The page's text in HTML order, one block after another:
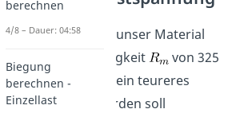
Nehmen wir nun an unser Material
besitzt eine Zugfestigkeit
von 325
MPA. Da der Stab in ein teureres
Gerät eingebaut werden soll
berechnen
4/8 – Dauer: 04:58
Biegung
berechnen -
Einzellast